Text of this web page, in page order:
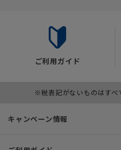
ご利用ガイド
※税表記がないものはすべ
キャンペーン情報